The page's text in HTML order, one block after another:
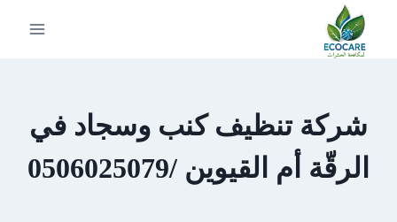
التجاوز
شركة تنظيف كنب وسجاد في
الرقّة أم القيوين /0506025079